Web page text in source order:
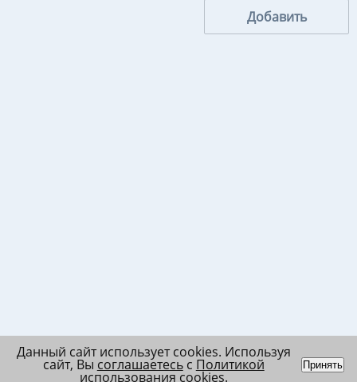
Добавить
Данный сайт использует cookies. Используя
сайт, Вы соглашаетесьс Политикой
использования cookies.
Принять